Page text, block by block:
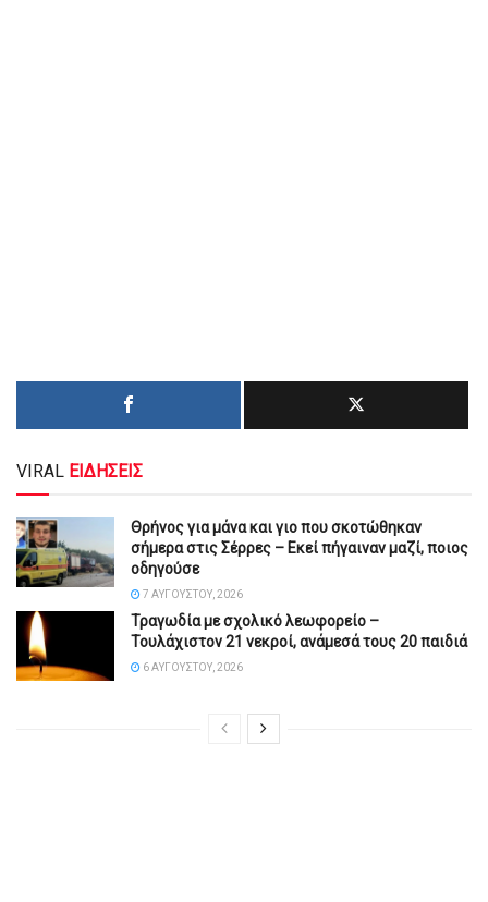
VIRAL ΕΙΔΗΣΕΙΣ
Θρήνος για μάνα και γιο που σκοτώθηκαν
σήμερα στις Σέρρες – Εκεί πήγαιναν μαζί, ποιος
οδηγούσε
7 ΑΥΓΟΎΣΤΟΥ, 2026
Τραγωδία με σχολικό λεωφορείο –
Τουλάχιστον 21 νεκροί, ανάμεσά τους 20 παιδιά
6 ΑΥΓΟΎΣΤΟΥ, 2026